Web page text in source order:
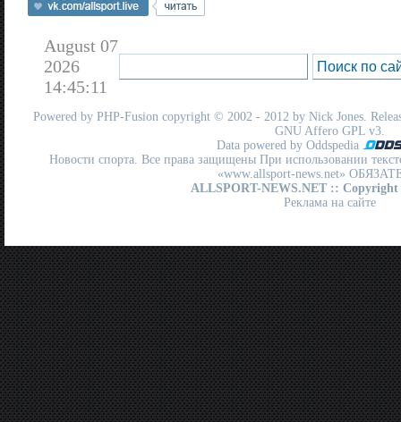
August 07
2026
14:45:11
Powered by PHP-Fusion copyright © 2002 - 2012 by Nick Jones.
GNU Affero GPL v3.
Data powered by Oddspedia
Новости спорта. Все права защищены При использовании
«www.allsport-news.net»
ALLSPORT-NEWS.NET :: Copyright
Реклама на сайте